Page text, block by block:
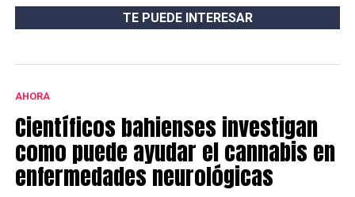
TE PUEDE INTERESAR
AHORA
Científicos bahienses investigan
como puede ayudar el cannabis en
enfermedades neurológicas